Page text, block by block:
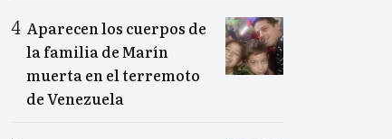
Aparecen los cuerpos de
la familia de Marín
muerta en el terremoto
de Venezuela